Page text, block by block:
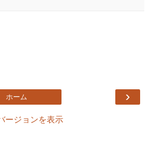
›
ホーム
ージョンを表示